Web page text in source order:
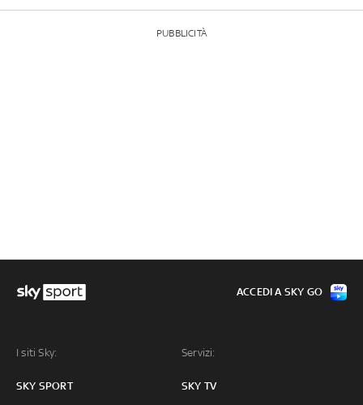
PUBBLICITÀ
I siti Sky:
SKY SPORT
Servizi:
SKY TV
ACCEDI A SKY GO